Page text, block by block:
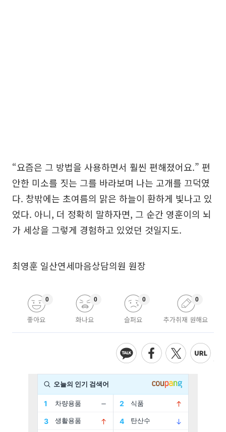
“요즘은 그 방법을 사용하면서 훨씬 편해졌어요.” 편
안한 미소를 짓는 그를 바라보며 나는 고개를 끄덕였
다. 창밖에는 초여름의 맑은 하늘이 환하게 빛나고 있
었다. 아니, 더 정확히 말하자면, 그 순간 영훈이의 뇌
가 세상을 그렇게 경험하고 있었던 것일지도.
최영훈 일산연세마음상담의원 원장
좋아요
0
화나요
0
슬퍼요
0
추가취재 원해요
0